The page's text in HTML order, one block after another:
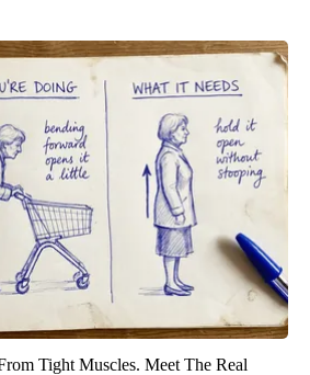
Tight Muscles. Meet The Real